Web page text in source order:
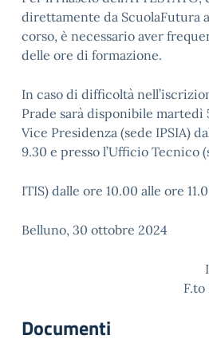
direttamente da ScuolaFutura
corso, è necessario aver
delle ore di formazione.
In caso di difficoltà
Prade sarà disponibile martedì
Vice Presidenza (sede IPSIA)
9.30 e presso l’Ufficio Tecnico
ITIS) dalle ore 10.00 alle ore
Belluno, 30 ottobre 2024
F.to
Documenti